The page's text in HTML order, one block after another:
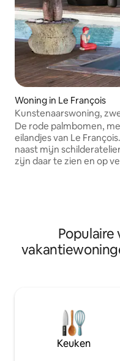
Woning in Le François
Kunstenaarswoning,
uitzicht op zee
De rode palmbomen,
eilandjes van Le
naast mijn
zijn daar te zien en op
zonsopgangen... De
geeft je gemakkelijk
Martinique. Vijf
Populaire
Keuken